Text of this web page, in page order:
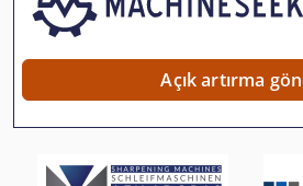
Izlenen Araç
Işleme Merkezi Bar
Açık artırma